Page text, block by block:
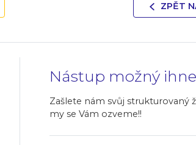
ZPĚT
Nástup možný
Zašlete nám svůj strukturovaný
my se Vám ozveme!!